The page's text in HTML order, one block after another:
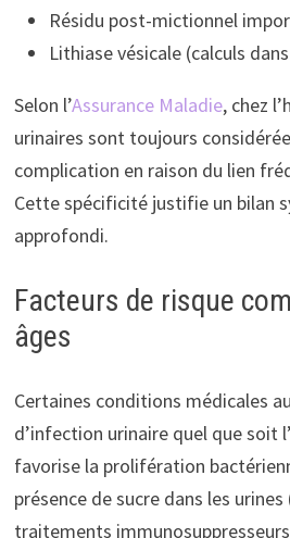
Résidu post-mictionnel
Lithiase vésicale (calculs
Selon l’Assurance Maladie, chez
urinaires sont toujours
complication en raison du lien
Cette spécificité justifie un bilan
approfondi.
Facteurs de risque
âges
Certaines conditions médicales
d’infection urinaire quel que soit
favorise la prolifération
présence de sucre dans les
traitements